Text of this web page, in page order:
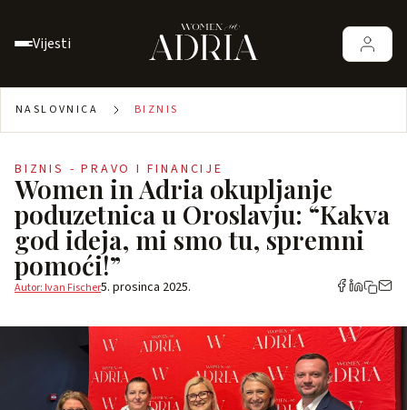
Vijesti
NASLOVNICA BIZNIS
BIZNIS - PRAVO I FINANCIJE
Women in Adria okupljanje
poduzetnica u Oroslavju: “Kakva
god ideja, mi smo tu, spremni
pomoći!”
Autor: Ivan Fischer5. prosinca 2025.